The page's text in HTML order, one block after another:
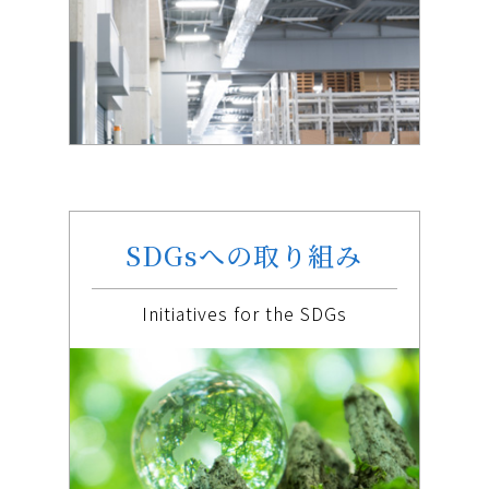
SDGsへの取り組み
Initiatives for the SDGs